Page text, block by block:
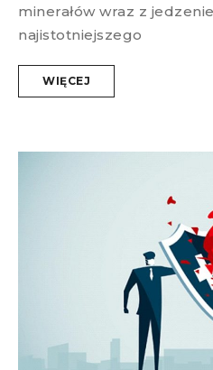
minerałów wraz z
najistotniejszego
WIĘCEJ